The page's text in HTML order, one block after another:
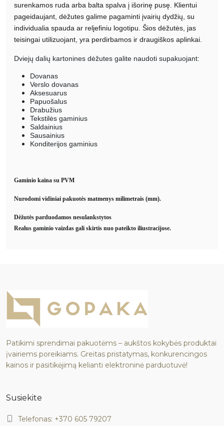
surenkamos ruda arba balta spalva į išorinę pusę. Klientui
pageidaujant, dėžutes galime pagaminti įvairių dydžių, su
individualia spauda ar reljefiniu logotipu. Šios dėžutės, jas
teisingai utilizuojant, yra perdirbamos ir draugiškos aplinkai.
Dviejų dalių kartonines dėžutes galite naudoti supakuojant:
Dovanas
Verslo dovanas
Aksesuarus
Papuošalus
Drabužius
Tekstilės gaminius
Saldainius
Sausainius
Konditerijos gaminius
Gaminio kaina su PVM
Nurodomi vidiniai pakuotės matmenys milimetrais (mm).
Dėžutės parduodamos nesulankstytos
Realus gaminio vaizdas gali skirtis nuo pateikto iliustracijose.
Patikimi sprendimai pakuotėms – aukštos kokybės produktai
įvairiems poreikiams. Greitas pristatymas, konkurencingos
kainos ir pasitikėjimą kelianti elektroninė parduotuvė!
Susiekite
Telefonas: +370 605 79207